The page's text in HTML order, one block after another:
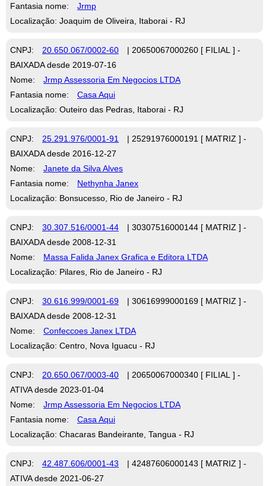
Fantasia nome:
Jrmp
Localização: Joaquim de Oliveira, Itaborai - RJ
CNPJ: 20.650.067/0002-60
| 20650067000260 [ FILIAL ] -
BAIXADA desde 2019-07-16
Nome:
Jrmp Assessoria Em Negocios LTDA
Fantasia nome:
Casa Aqui
Localização: Outeiro das Pedras, Itaborai - RJ
CNPJ: 25.291.976/0001-91
| 25291976000191 [ MATRIZ ] -
BAIXADA desde 2016-12-27
Nome:
Janete da Silva Alves
Fantasia nome:
Nethynha Janex
Localização: Bonsucesso, Rio de Janeiro - RJ
CNPJ: 30.307.516/0001-44
| 30307516000144 [ MATRIZ ] -
BAIXADA desde 2008-12-31
Nome:
Massa Falida Janex Grafica e Editora LTDA
Localização: Pilares, Rio de Janeiro - RJ
CNPJ: 30.616.999/0001-69
| 30616999000169 [ MATRIZ ] -
BAIXADA desde 2008-12-31
Nome:
Confeccoes Janex LTDA
Localização: Centro, Nova Iguacu - RJ
CNPJ: 20.650.067/0003-40
| 20650067000340 [ FILIAL ] -
ATIVA desde 2023-01-04
Nome:
Jrmp Assessoria Em Negocios LTDA
Fantasia nome:
Casa Aqui
Localização: Chacaras Bandeirante, Tangua - RJ
CNPJ: 42.487.606/0001-43
| 42487606000143 [ MATRIZ ] -
ATIVA desde 2021-06-27